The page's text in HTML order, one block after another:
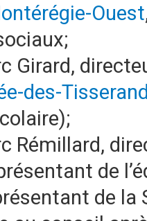
Ouest
Girard,
des-
Rémillard,
de
de la